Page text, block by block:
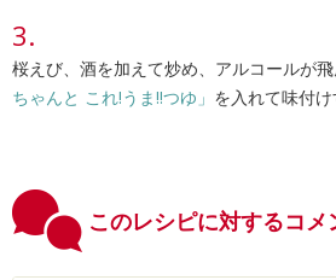
桜えび、酒を加えて炒め、アルコールが
ちゃんと これ!うま!!つゆ」 を入れて味付け
このレシピに対するコメ